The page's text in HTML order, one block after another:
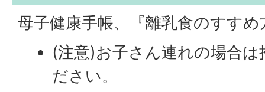
母子健康手帳、『離乳食のすすめ
(注意)お子さん連れの場合
ださい。